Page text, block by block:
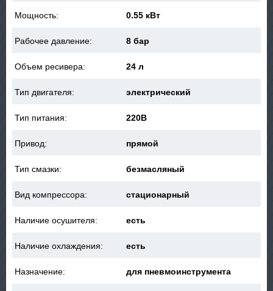
Мощность: 0.55 кВт
Рабочее давление: 8 бар
Объем ресивера: 24 л
Тип двигателя: электрический
Тип питания: 220В
Привод: прямой
Тип смазки: безмасляный
Вид компрессора: стационарный
Наличие осушителя: есть
Наличие охлаждения: есть
Назначение: для пневмоинструмента